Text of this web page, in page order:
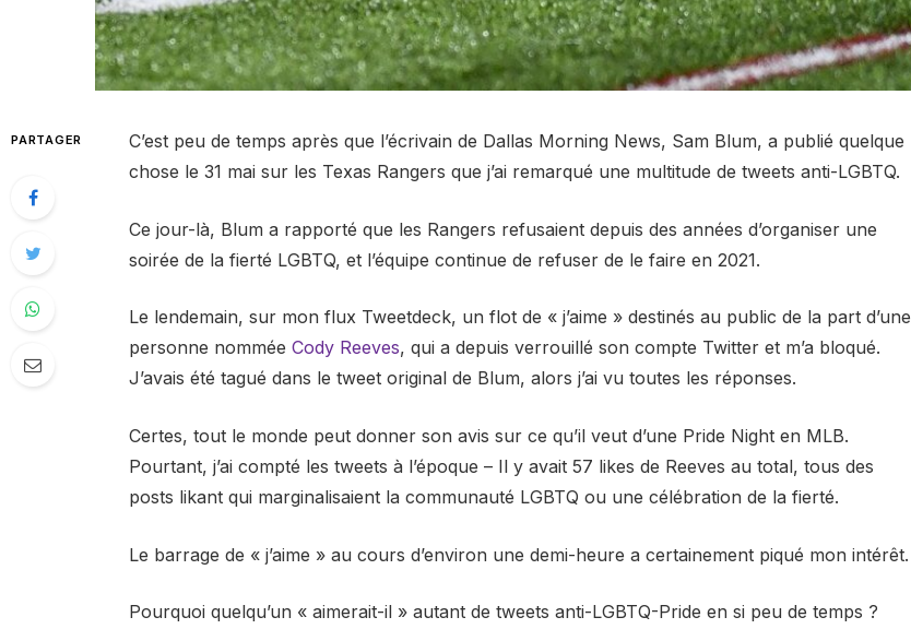
PARTAGER
C’est peu de temps après que l’écrivain de Dallas Morning News, Sam Blum, a publié quelque
chose le 31 mai sur les Texas Rangers que j’ai remarqué une multitude de tweets anti-LGBTQ.
Ce jour-là, Blum a rapporté que les Rangers refusaient depuis des années d’organiser une
soirée de la fierté LGBTQ, et l’équipe continue de refuser de le faire en 2021.
Le lendemain, sur mon flux Tweetdeck, un flot de « j’aime » destinés au public de la part d’une
personne nommée Cody Reeves, qui a depuis verrouillé son compte Twitter et m’a bloqué.
J’avais été tagué dans le tweet original de Blum, alors j’ai vu toutes les réponses.
Certes, tout le monde peut donner son avis sur ce qu’il veut d’une Pride Night en MLB.
Pourtant, j’ai compté les tweets à l’époque – Il y avait 57 likes de Reeves au total, tous des
posts likant qui marginalisaient la communauté LGBTQ ou une célébration de la fierté.
Le barrage de « j’aime » au cours d’environ une demi-heure a certainement piqué mon intérêt.
Pourquoi quelqu’un « aimerait-il » autant de tweets anti-LGBTQ-Pride en si peu de temps ?